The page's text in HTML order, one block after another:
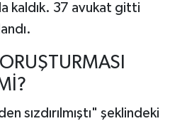
kaldık. 37 avukat gitti
sızdırılmıştı" şeklindeki